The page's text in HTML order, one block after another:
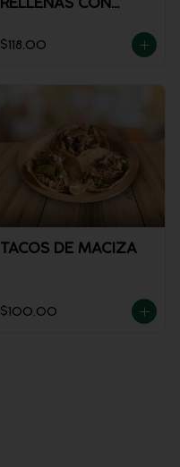
RELLENAS CON
$118.00
TACOS DE MACIZA
$100.00